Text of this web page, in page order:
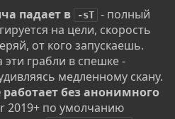
падает в -sT - полный
на цели, скорость
от кого запускаешь.
грабли в спешке -
медленному скану.
работает без анонимного
2019+ по умолчанию